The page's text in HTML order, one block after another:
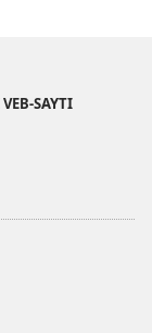
SAYTI